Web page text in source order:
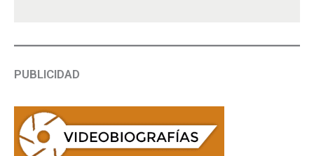
PUBLICIDAD